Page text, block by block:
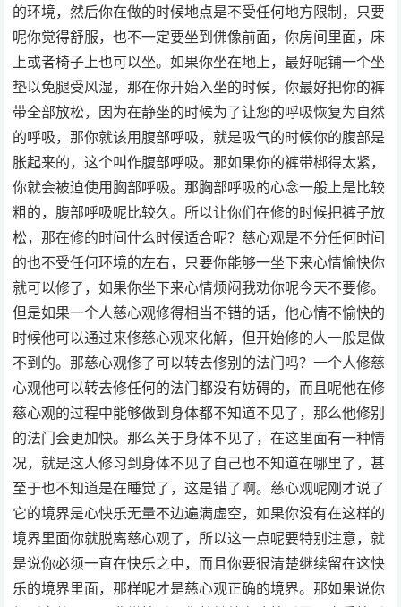
的环境，然后你在做的时候地点是不受任何地方限制，只要
呢你觉得舒服，也不一定要坐到佛像前面，你房间里面，床
上或者椅子上也可以坐。如果你坐在地上，最好呢铺一个坐
垫以免腿受风湿，那在你开始入坐的时候，你最好把你的裤
带全部放松，因为在静坐的时候为了让您的呼吸恢复为自然
的呼吸，那你就该用腹部呼吸，就是吸气的时候你的腹部是
胀起来的，这个叫作腹部呼吸。那如果你的裤带梆得太紧，
你就会被迫使用胸部呼吸。那胸部呼吸的心念一般上是比较
粗的，腹部呼吸呢比较久。所以让你们在修的时候把裤子放
松，那在修的时间什么时候适合呢？慈心观是不分任何时间
的也不受任何环境的左右，只要你能够一坐下来心情愉快你
就可以修了，如果你坐下来心情烦闷我劝你呢今天不要修。
但是如果一个人慈心观修得相当不错的话，他心情不愉快的
时候他可以通过来修慈心观来化解，但开始修的人一般是做
不到的。那慈心观修了可以转去修别的法门吗？一个人修慈
心观他可以转去修任何的法门都没有妨碍的，而且呢他在修
慈心观的过程中能够做到身体都不知道不见了，那么他修别
的法门会更加快。那么关于身体不见了，在这里面有一种情
况，就是这人修习到身体不见了自己也不知道在哪里了，甚
至于也不知道是在睡觉了，这是错了啊。慈心观呢刚才说了
它的境界是心快乐无量不边遍满虚空，如果你没有在这样的
境界里面你就脱离慈心观了，所以这一点呢要特别注意，就
是说你必须一直在快乐之中，而且你要很清楚继续留在这快
乐的境界里面，那样呢才是慈心观正确的境界。那如果说你